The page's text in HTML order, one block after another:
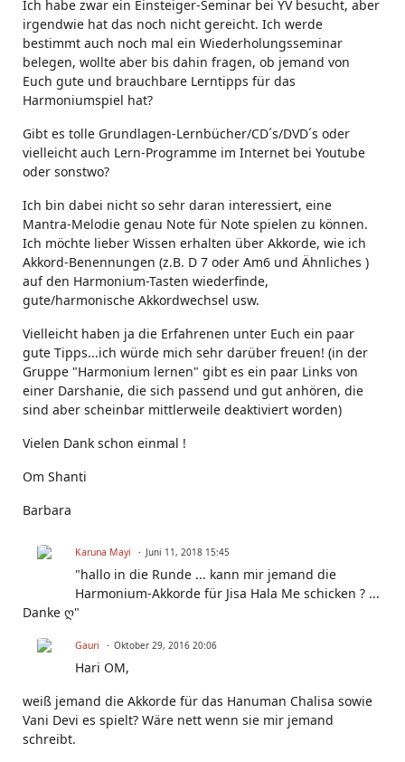
Ich habe zwar ein Einsteiger-Seminar bei YV besucht, aber
irgendwie hat das noch nicht gereicht. Ich werde
bestimmt auch noch mal ein Wiederholungsseminar
belegen, wollte aber bis dahin fragen, ob jemand von
Euch gute und brauchbare Lerntipps für das
Harmoniumspiel hat?
Gibt es tolle Grundlagen-Lernbücher/CD´s/DVD´s oder
vielleicht auch Lern-Programme im Internet bei Youtube
oder sonstwo?
Ich bin dabei nicht so sehr daran interessiert, eine
Mantra-Melodie genau Note für Note spielen zu können.
Ich möchte lieber Wissen erhalten über Akkorde, wie ich
Akkord-Benennungen (z.B. D 7 oder Am6 und Ähnliches )
auf den Harmonium-Tasten wiederfinde,
gute/harmonische Akkordwechsel usw.
Vielleicht haben ja die Erfahrenen unter Euch ein paar
gute Tipps...ich würde mich sehr darüber freuen! (in der
Gruppe "Harmonium lernen" gibt es ein paar Links von
einer Darshanie, die sich passend und gut anhören, die
sind aber scheinbar mittlerweile deaktiviert worden)
Vielen Dank schon einmal !
Om Shanti
Barbara
Karuna Mayi Juni 11, 2018 15:45
"hallo in die Runde ... kann mir jemand die
Harmonium-Akkorde für Jisa Hala Me schicken ? ...
Danke ღ"
Gauri Oktober 29, 2016 20:06
Hari OM,
weiß jemand die Akkorde für das Hanuman Chalisa sowie
Vani Devi es spielt? Wäre nett wenn sie mir jemand
schreibt.